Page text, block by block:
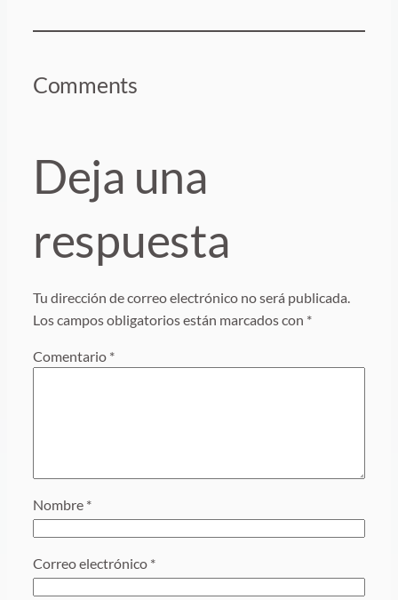
Comments
Deja una
respuesta
Tu dirección de correo electrónico no será publicada.
Los campos obligatorios están marcados con *
Comentario *
Nombre *
Correo electrónico *